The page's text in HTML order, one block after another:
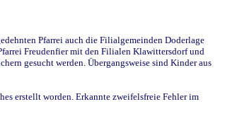
Pfarrei auch die Filialgemeinden Doderlage
Freudenfier mit den Filialen Klawittersdorf und
gesucht werden. Übergangsweise sind Kinder aus
erstellt worden. Erkannte zweifelsfreie Fehler im